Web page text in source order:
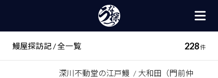
鰻屋探訪記 / 全一覧 228件
深川不動堂の江戸鰻
大和田（門前仲